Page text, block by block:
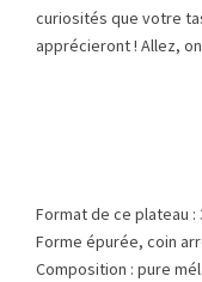
curiosités que votre
apprécieront ! Allez,
Format de ce plateau :
Forme épurée, coin
Composition : pure